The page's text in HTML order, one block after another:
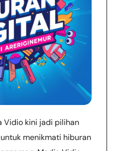
Vidio kini jadi pilihan
menikmati hiburan